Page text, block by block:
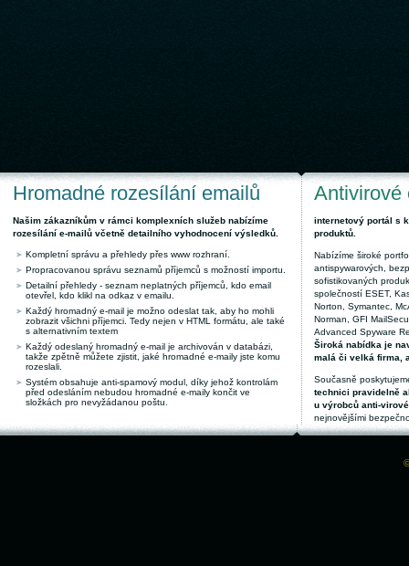
Hromadné rozesílání emailů
Našim zákazníkům v rámci komplexních služeb nabízíme
rozesílání e-mailů včetně detailního vyhodnocení výsledků.
Kompletní správu a přehledy přes www rozhraní.
Propracovanou správu seznamů příjemců s možností importu.
Detailní přehledy - seznam neplatných příjemců, kdo email
otevřel, kdo klikl na odkaz v emailu.
Každý hromadný e-mail je možno odeslat tak, aby ho mohli
zobrazit všichni příjemci. Tedy nejen v HTML formátu, ale také
s alternativním textem
Každý odeslaný hromadný e-mail je archivován v databázi,
takže zpětně můžete zjistit, jaké hromadné e-maily jste komu
rozeslali.
Systém obsahuje anti-spamový modul, díky jehož kontrolám
před odesláním nebudou hromadné e-maily končit ve
složkách pro nevyžádanou poštu.
Antivirové
internetový portál s
produktů.
Nabízíme široké
antispywarových,
sofistikovaných
společností ESET,
Norton, Symantec,
Norman, GFI
Advanced Spyware
Široká nabídka je
malá či velká firma,
Současně
technici pravidelně
u výrobců anti-
nejnovějšími